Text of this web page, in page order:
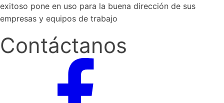
exitoso pone en uso para la buena dirección de sus
empresas y equipos de trabajo
Contáctanos